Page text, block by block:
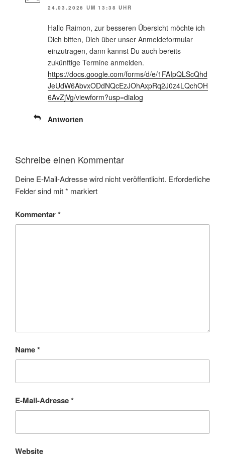
24.03.2026 UM 13:38 UHR
Hallo Raimon, zur besseren Übersicht möchte ich
Dich bitten, Dich über unser Anmeldeformular
einzutragen, dann kannst Du auch bereits
zukünftige Termine anmelden.
https://docs.google.com/forms/d/e/1FAIpQLScQhd
JeUdW6AbvxODdNQcEzJOhAxpRq2J0z4LQchOH
6AvZjVg/viewform?usp=dialog
Antworten
Schreibe einen Kommentar
Deine E-Mail-Adresse wird nicht veröffentlicht. Erforderliche
Felder sind mit* markiert
Kommentar*
Name*
E-Mail-Adresse*
Website